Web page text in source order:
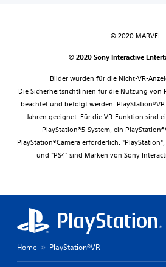
© 2020 MARVEL
© 2020 Sony Interactive
Bilder wurden für die Nicht-VR-
Die Sicherheitsrichtlinien für die Nutzung von
beachtet und befolgt werden.
Jahren geeignet. Für die VR-Funktion sind
PlayStation®5-System, ein
PlayStation®Camera erforderlich.
und "PS4" sind Marken von Sony
Home PlayStation®VR